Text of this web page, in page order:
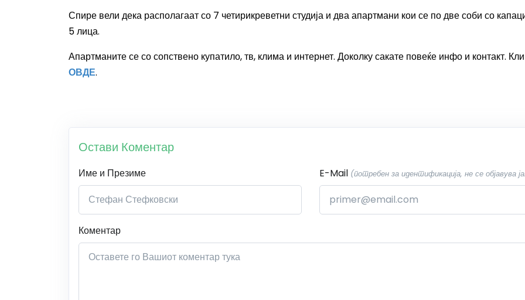
Спире вели дека располагаат со 7 четирикреветни студија и два апартмани кои се по две соби со
5 лица.
Апартманите се со сопствено купатило, тв, клима и интернет. Доколку сакате повеќе инфо и контакт.
ОВДЕ.
Остави Коментар
Име и Презиме E-Mail (потребен за идентификација, не се објавува
Коментар